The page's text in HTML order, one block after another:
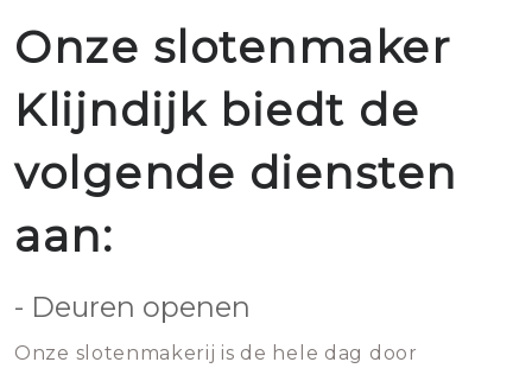
Onze slotenmaker
Klijndijk biedt de
volgende diensten
aan:
- Deuren openen
Onze slotenmakerij is de hele dag door